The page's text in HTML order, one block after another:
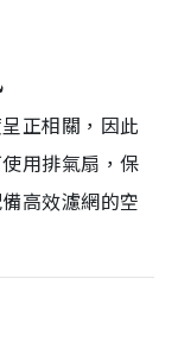
正相關，因此
用排氣扇，保
高效濾網的空